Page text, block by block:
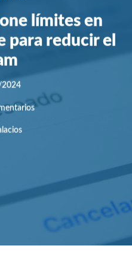
límites en
para reducir el